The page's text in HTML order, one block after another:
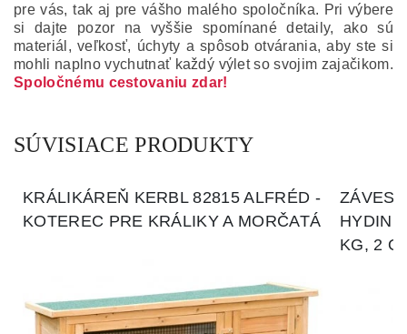
pre vás, tak aj pre vášho malého spoločníka. Pri výbere
si dajte pozor na vyššie spomínané detaily, ako sú
materiál, veľkosť, úchyty a spôsob otvárania, aby ste si
mohli naplno vychutnať každý výlet so svojim zajačikom.
Spoločnému cestovaniu zdar!
SÚVISIACE PRODUKTY